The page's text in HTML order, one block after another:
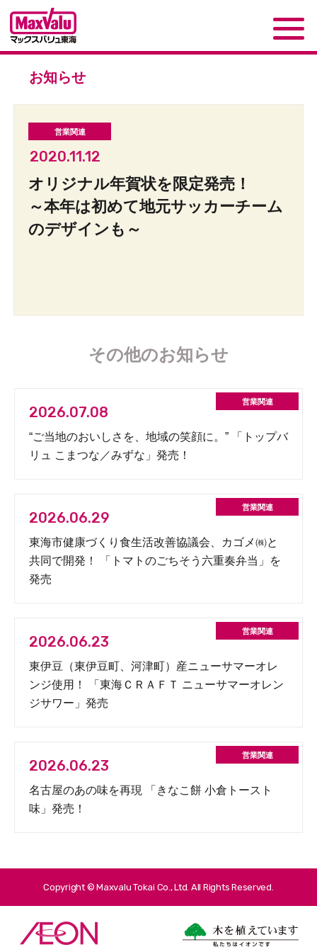
お知らせ
2020.11.12
オリジナル年賀状を限定発売！
～本年は初めて地元サッカーチーム
のデザインも～
その他のお知らせ
2026.07.08
“ご当地のおいしさを、地域の笑顔に。” 「トップバ
リュ こまつな／みずな」発売！
2026.06.29
東海市健康づくり食生活改善協議会、カゴメ㈱と
共同で開発！ 「トマトのごちそう六重奏弁当」を
発売
2026.06.23
東伊豆（東伊豆町、河津町）産ニューサマーオレ
ンジ使用！ 「東海ＣＲＡＦＴ ニューサマーオレン
ジサワー」発売
2026.06.23
名古屋のあの味を再現 「きなこ餅 小倉トースト
味」発売！
Copyright © Maxvalu Tokai Co., Ltd. All Rights Reserved.